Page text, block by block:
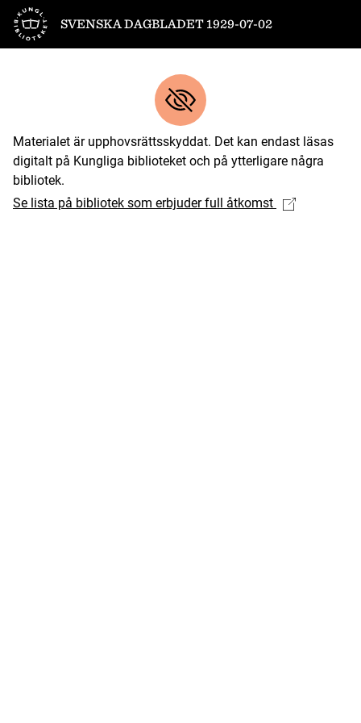
Till startsidan
SVENSKA DAGBLADET 1929-07-02
Materialet är upphovsrättsskyddat. Det kan endast läsas
digitalt på Kungliga biblioteket och på ytterligare några
bibliotek.
Se lista på bibliotek som erbjuder full åtkomst